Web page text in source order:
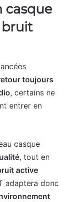
casque
bruit
toujours
, certains ne
entrer en
casque
, tout en
active
adaptera donc